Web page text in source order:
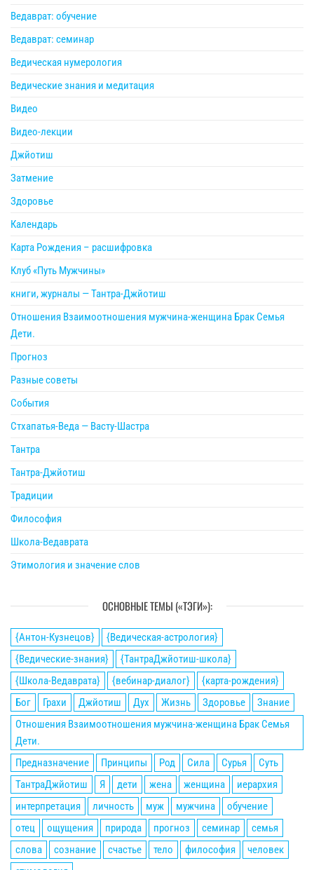
Ведаврат: обучение
Ведаврат: семинар
Ведическая нумерология
Ведические знания и медитация
Видео
Видео-лекции
Джйотиш
Затмение
Здоровье
Календарь
Карта Рождения – расшифровка
Клуб «Путь Мужчины»
книги, журналы — Тантра-Джйотиш
Отношения Взаимоотношения мужчина-женщина Брак Семья
Дети.
Прогноз
Разные советы
События
Стхапатья-Веда — Васту-Шастра
Тантра
Тантра-Джйотиш
Традиции
Философия
Школа-Ведаврата
Этимология и значение слов
ОСНОВНЫЕ ТЕМЫ («ТЭГИ»):
{Антон-Кузнецов}
{Ведическая-астрология}
{Ведические-знания}
{ТантраДжйотиш-школа}
{Школа-Ведаврата}
{вебинар-диалог}
{карта-рождения}
Бог
Грахи Джйотиш Дух Жизнь Здоровье
Знание
Отношения Взаимоотношения мужчина-женщина Брак Семья
Дети.
Предназначение
Принципы Род Сила Сурья
Суть
ТантраДжйотиш
Я дети жена женщина
иерархия
интерпретация
личность муж мужчина
обучение
отец
ощущения природа прогноз семинар
семья
слова
сознание счастье тело философия
человек